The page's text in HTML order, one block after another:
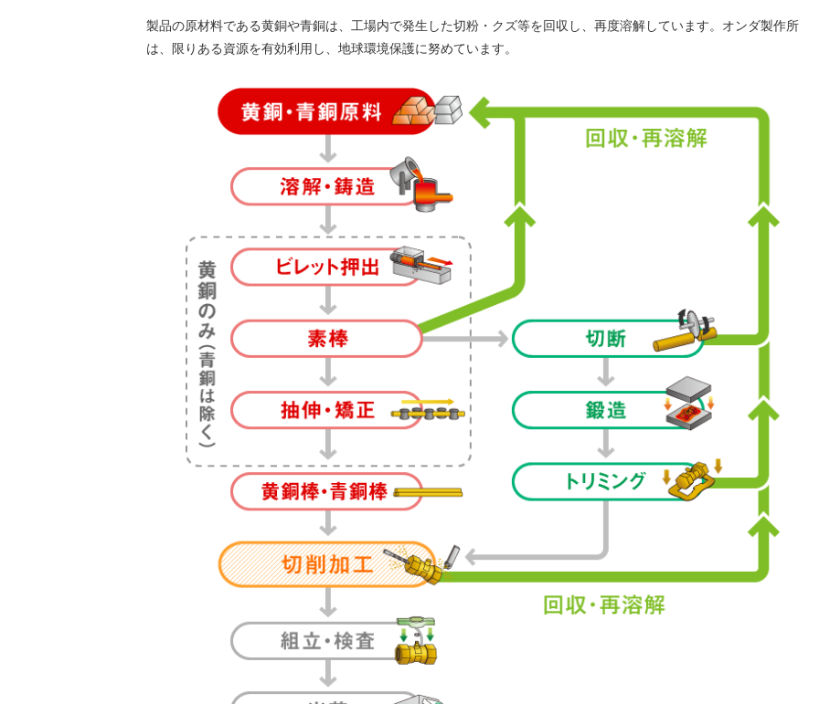
製品の原材料である黄銅や青銅は、工場内で発生した切粉・クズ等を回収し、再度溶解しています。オンダ製作所
は、限りある資源を有効利用し、地球環境保護に努めています。